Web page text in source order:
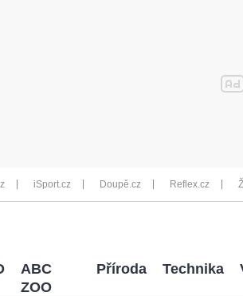
iSport.cz Doupě.cz Reflex.cz
ABC
ZOO
Příroda Technika